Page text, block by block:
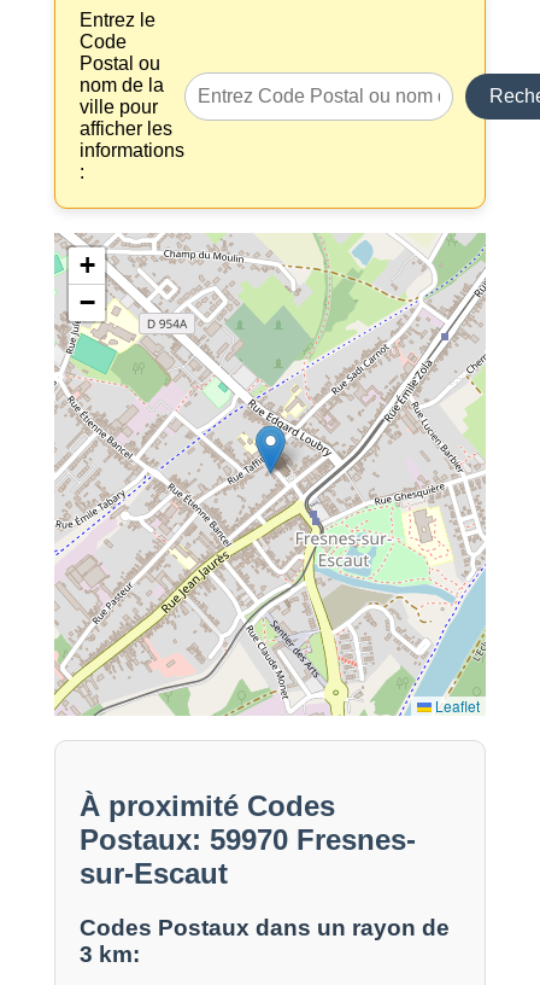
Entrez le
Code
Postal ou
nom de la
ville pour
afficher les
informations
:
+
−
Leaflet
À proximité Codes
Postaux: 59970 Fresnes-
sur-Escaut
Codes Postaux dans un rayon de
3 km: